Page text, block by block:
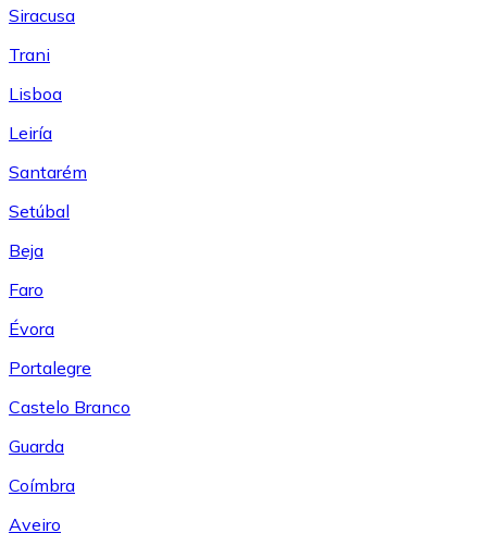
Siracusa
Trani
Lisboa
Leiría
Santarém
Setúbal
Beja
Faro
Évora
Portalegre
Castelo Branco
Guarda
Coímbra
Aveiro